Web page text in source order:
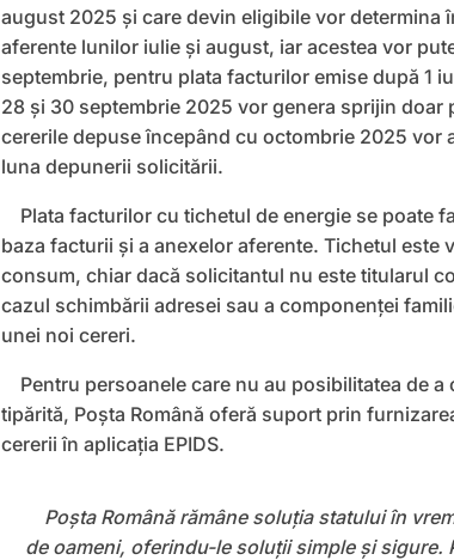
august 2025 și care devin eligibile vor determina
aferente lunilor iulie și august, iar acestea vor
septembrie, pentru plata facturilor emise după 1
28 și 30 septembrie 2025 vor genera sprijin
cererile depuse începând cu octombrie 2025 vor
luna depunerii solicitării.
Plata facturilor cu tichetul de energie se poate
baza facturii și a anexelor aferente. Tichetul este
consum, chiar dacă solicitantul nu este titularul
cazul schimbării adresei sau a componenței
unei noi cereri.
Pentru persoanele care nu au posibilitatea de a
tipărită, Poșta Română oferă suport prin
cererii în aplicația EPIDS.
Poșta Română rămâne soluția statului în
de oameni, oferindu-le soluții simple și sigure.